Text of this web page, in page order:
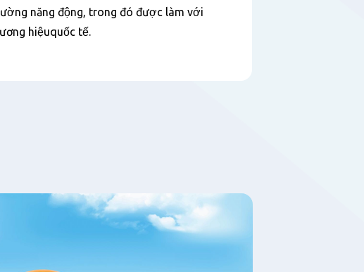
năng động, trong đó được làm với
hiệuquốc tế.